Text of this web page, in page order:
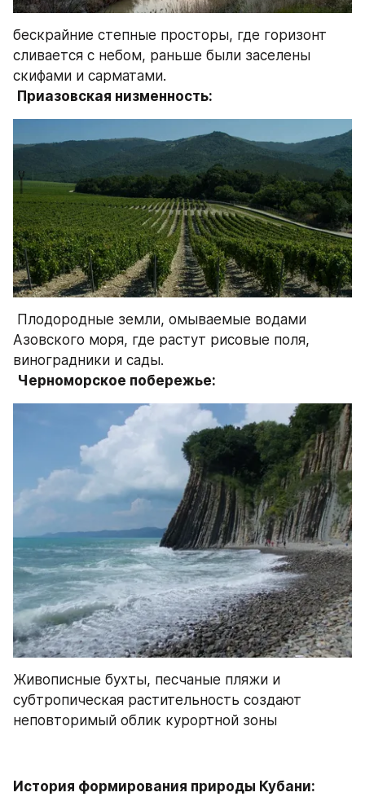
бескрайние степные просторы, где горизонт
сливается с небом, раньше были заселены
скифами и сарматами.
Приазовская низменность:
Азовского моря, где растут рисовые поля,
виноградники и сады.
Черноморское побережье:
Живописные бухты, песчаные пляжи и
субтропическая растительность создают
неповторимый облик курортной зоны
История формирования природы Кубани: